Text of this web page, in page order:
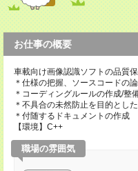
お仕事の概要
車載向け画像認識ソフトの品質
＊仕様の把握、ソースコードの
＊コーディングルールの作成/整
＊不具合の未然防止を目的とし
＊付随するドキュメントの作成
【環境】C++
職場の雰囲気